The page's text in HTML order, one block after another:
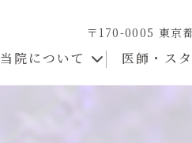
〒170-0005 東京
当院について 医師・ス